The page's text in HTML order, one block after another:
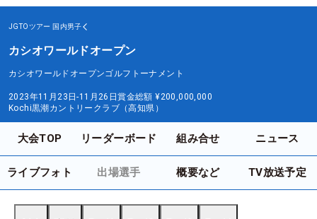
JGTOツアー 国内男子
カシオワールドオープン
カシオワールドオープンゴルフトーナメント
2023年11月23日-11月26日賞金総額 ¥200,000,000
Kochi黒潮カントリークラブ（高知県）
大会TOP リーダーボード 組み合せ ニュース
ライブフォト 出場選手 概要など TV放送予定